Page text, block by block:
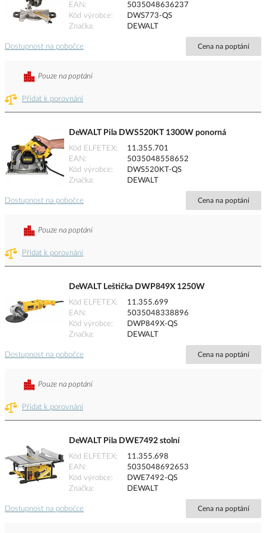
EAN
5035048636237
Kód výrobce
DWS773-QS
Značka
DEWALT
Dostupnost na pobočce Cena na poptání
Přidat k porovnání
Pouze na poptání
DeWALT Pila DWS520KT 1300W ponorná
Kód ELFETEX
11.355.701
EAN
5035048558652
Kód výrobce
DWS520KT-QS
Značka
DEWALT
Dostupnost na pobočce Cena na poptání
Přidat k porovnání
Pouze na poptání
DeWALT Leštička DWP849X 1250W
Kód ELFETEX
11.355.699
EAN
5035048338896
Kód výrobce
DWP849X-QS
Značka
DEWALT
Dostupnost na pobočce Cena na poptání
Přidat k porovnání
Pouze na poptání
DeWALT Pila DWE7492 stolní
Kód ELFETEX
11.355.698
EAN
5035048692653
Kód výrobce
DWE7492-QS
Značka
DEWALT
Dostupnost na pobočce Cena na poptání